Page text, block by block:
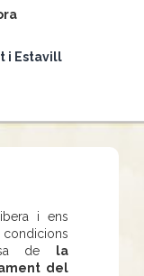
i Estavill
i ens
de
la
del